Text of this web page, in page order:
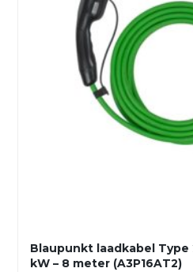
Blaupunkt laadkabel Type
kW – 8 meter (A3P16AT2)